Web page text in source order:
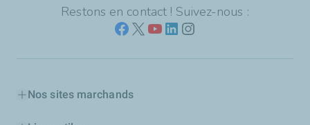
Restons en contact ! Suivez-nous :
Nos sites marchands